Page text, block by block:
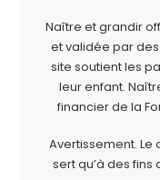
Naître et grandir
et validée par
site soutient les
leur enfant.
financier de la
Avertissement. Le
sert qu’à des